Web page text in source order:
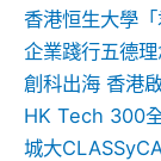
香港恒生大學
企業踐行五德
創科出海 香港
HK Tech 300
城大